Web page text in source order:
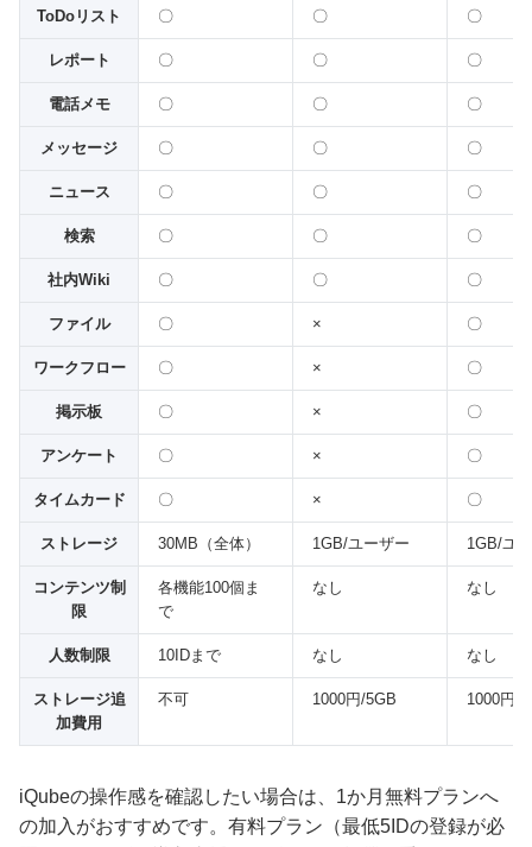
ToDoリスト 〇 〇 〇
レポート 〇 〇 〇
電話メモ 〇 〇 〇
メッセージ 〇 〇 〇
ニュース 〇 〇 〇
検索 〇 〇 〇
社内Wiki 〇 〇 〇
ファイル 〇 × 〇
ワークフロー 〇 × 〇
掲示板 〇 × 〇
アンケート 〇 × 〇
タイムカード 〇 × 〇
ストレージ 30MB（全体） 1GB/ユーザー 1GB/ユ
コンテンツ制
限
各機能100個ま
で
なし なし
人数制限 10IDまで なし なし
ストレージ追
加費用
不可 1000円/5GB 1000円/
iQubeの操作感を確認したい場合は、1か月無料プランへ
の加入がおすすめです。有料プラン（最低5IDの登録が必